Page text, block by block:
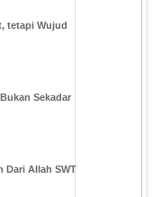
tetapi Wujud
Sekadar
Dari Allah SWT